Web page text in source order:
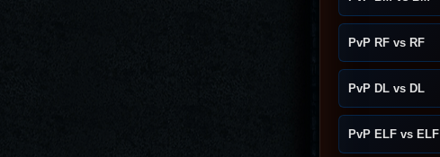
PvP RF vs RF
PvP DL vs DL
PvP ELF vs ELF